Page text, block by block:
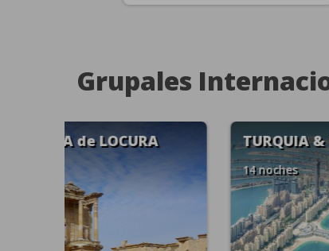
Grupales
DESCUBRIENDO TURQUIA
10 noches